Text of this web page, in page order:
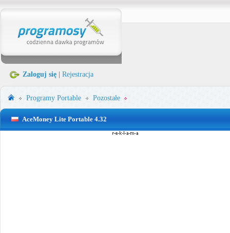
Zaloguj się Rejestracja
Programy Portable Pozostałe
AceMoney Lite Portable 4.32